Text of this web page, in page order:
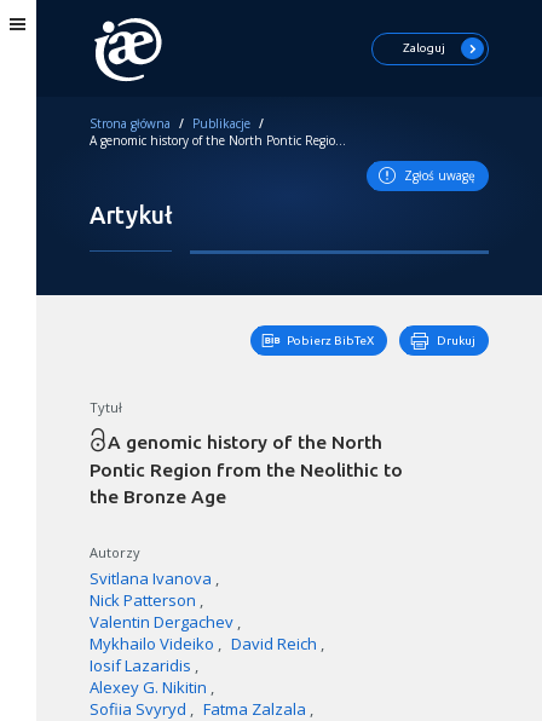
Zaloguj
Strona główna / Publikacje /
A genomic history of the North Pontic Region from the Neolithic to the Bronze Age
Zgłoś uwagę
Artykuł
Pobierz BibTeX Drukuj
Tytuł
A genomic history of the North
Pontic Region from the Neolithic to
the Bronze Age
Autorzy
Svitlana Ivanova
Nick Patterson
Valentin Dergachev
Mykhailo Videiko
David Reich
Iosif Lazaridis
Alexey G. Nikitin
Sofiia Svyryd
Fatma Zalzala